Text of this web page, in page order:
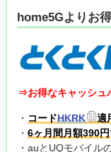
home5Gよりお
⇒お得なキャッシュ
・ コードHKRK
適
・ 6ヶ月間月額390
・auとUQモバイル